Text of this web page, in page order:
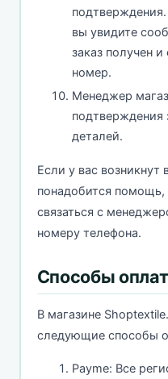
вы увидите
заказ получен
номер.
Менеджер
подтверждения
деталей.
Если у вас
понадобится
связаться с
номеру телефона.
Способы
В магазине
следующие способы
Payme: Все